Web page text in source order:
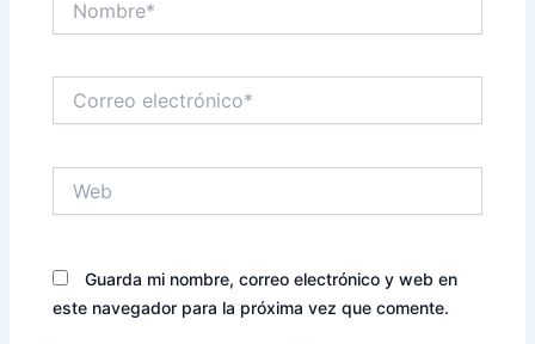
electrónico*
Guarda mi nombre, correo electrónico y web en
este navegador para la próxima vez que comente.